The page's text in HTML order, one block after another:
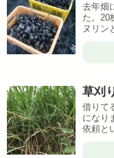
去年畑
た。20
ヌリン
草刈
借りて
になり
依頼と